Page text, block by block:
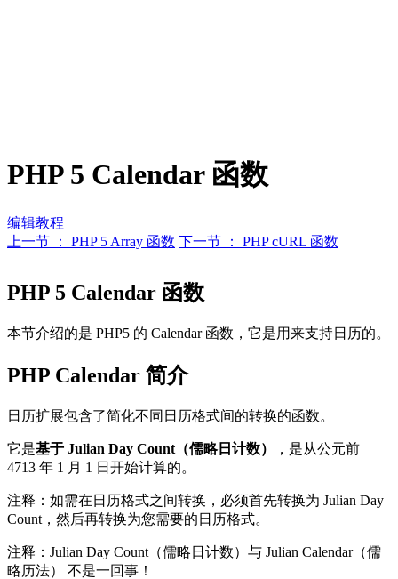
PHP 5 Calendar 函数
编辑教程
上一节 ： PHP 5 Array 函数 下一节 ： PHP cURL 函数
PHP 5 Calendar 函数
本节介绍的是 PHP5 的 Calendar 函数，它是用来支持日历的。
PHP Calendar 简介
日历扩展包含了简化不同日历格式间的转换的函数。
它是基于 Julian Day Count（儒略日计数）
，是从公元前
4713 年 1 月 1 日开始计算的。
注释：如需在日历格式之间转换，必须首先转换为 Julian Day
Count，然后再转换为您需要的日历格式。
注释：Julian Day Count（儒略日计数）与 Julian Calendar（儒
略历法） 不是一回事！